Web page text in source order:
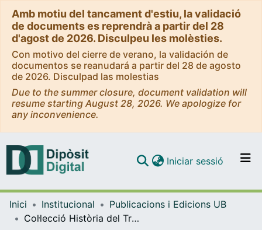
Amb motiu del tancament d'estiu, la validació
de documents es reprendrà a partir del 28
d'agost de 2026. Disculpeu les molèsties.
Con motivo del cierre de verano, la validación de
documentos se reanudará a partir del 28 de agosto
de 2026. Disculpad las molestias
Due to the summer closure, document validation will
resume starting August 28, 2026. We apologize for
any inconvenience.
Navega per tot el DD
Iniciar sessió (current)
Inici Institucional
Publicacions i Edicions UB
Col·lecció Història del Treball - eBooks - (Publicacions i Edicions UB)